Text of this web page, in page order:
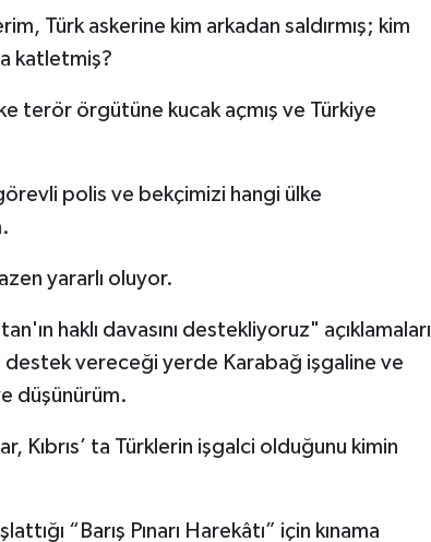
Türk askerine kim arkadan saldırmış; kim
katletmiş?
terör örgütüne kucak açmış ve Türkiye
polis ve bekçimizi hangi ülke
yararlı oluyor.
haklı davasını destekliyoruz" açıklamaları
destek vereceği yerde Karabağ işgaline ve
düşünürüm.
Kıbrıs’ ta Türklerin işgalci olduğunu kimin
“Barış Pınarı Harekâtı” için kınama